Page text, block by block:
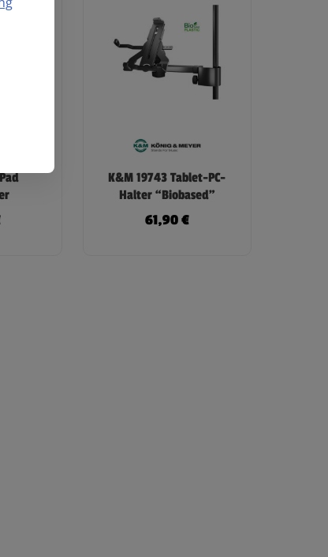
K&M 19743 Tablet-PC-
Halter “Biobased”
61,90€